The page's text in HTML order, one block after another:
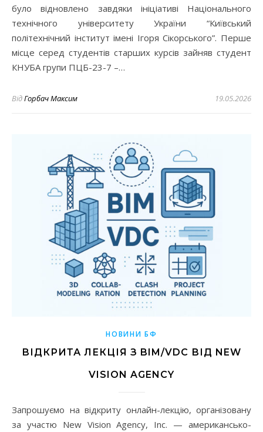
було відновлено завдяки ініціативі Національного
технічного університету України “Київський
політехнічний інститут імені Ігоря Сікорського”. Перше
місце серед студентів старших курсів зайняв студент
КНУБА групи ПЦБ-23-7 –…
ВідГорбач Максим 19.05.2026
НОВИНИ БФ
ВІДКРИТА ЛЕКЦІЯ З BIM/VDC ВІД NEW
VISION AGENCY
Запрошуємо на відкриту онлайн-лекцію, організовану
за участю New Vision Agency, Inc. — американсько-